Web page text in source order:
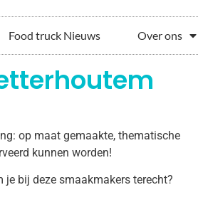
Food truck Nieuws Over ons
op maat gemaakte, thematische
kunnen worden!
je bij deze smaakmakers terecht?